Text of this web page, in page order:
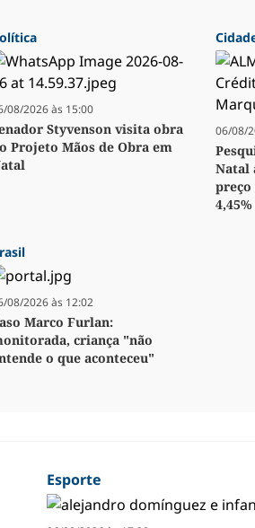
08/2026 às 15:00
Styvenson visita obra
Projeto Mãos de Obra em
06/08/
Natal
preço
4,45%
08/2026 às 12:02
Marco Furlan:
criança "não
o que aconteceu"
Esporte